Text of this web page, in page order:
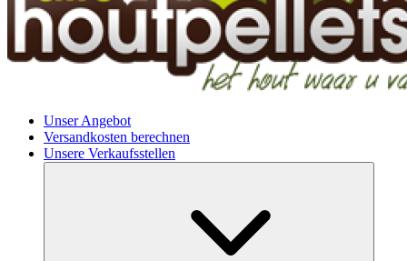
Unser Angebot
Versandkosten berechnen
Unsere Verkaufsstellen